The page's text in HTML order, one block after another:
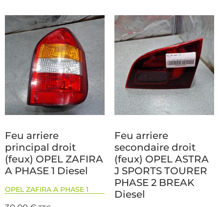
Feu arriere
principal droit
(feux) OPEL ZAFIRA
A PHASE 1 Diesel
OPEL ZAFIRA A PHASE 1
Feu arriere
secondaire droit
(feux) OPEL ASTRA
J SPORTS TOURER
PHASE 2 BREAK
Diesel